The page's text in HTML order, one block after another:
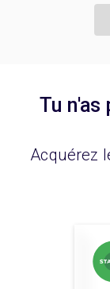
Tu n'as
Acquérez